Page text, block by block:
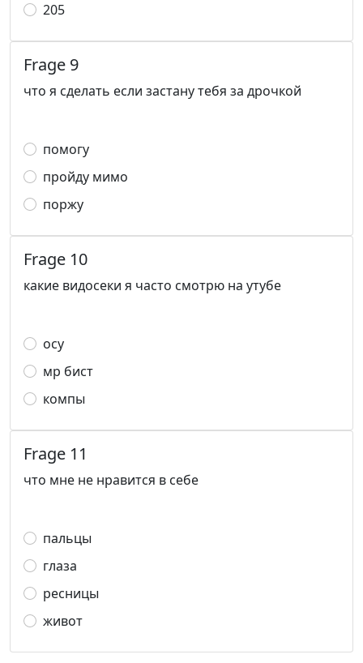
205
Frage 9
что я сделать если застану тебя за дрочкой
помогу
пройду мимо
поржу
Frage 10
какие видосеки я часто смотрю на утубе
осу
мр бист
компы
Frage 11
что мне не нравится в себе
пальцы
глаза
ресницы
живот